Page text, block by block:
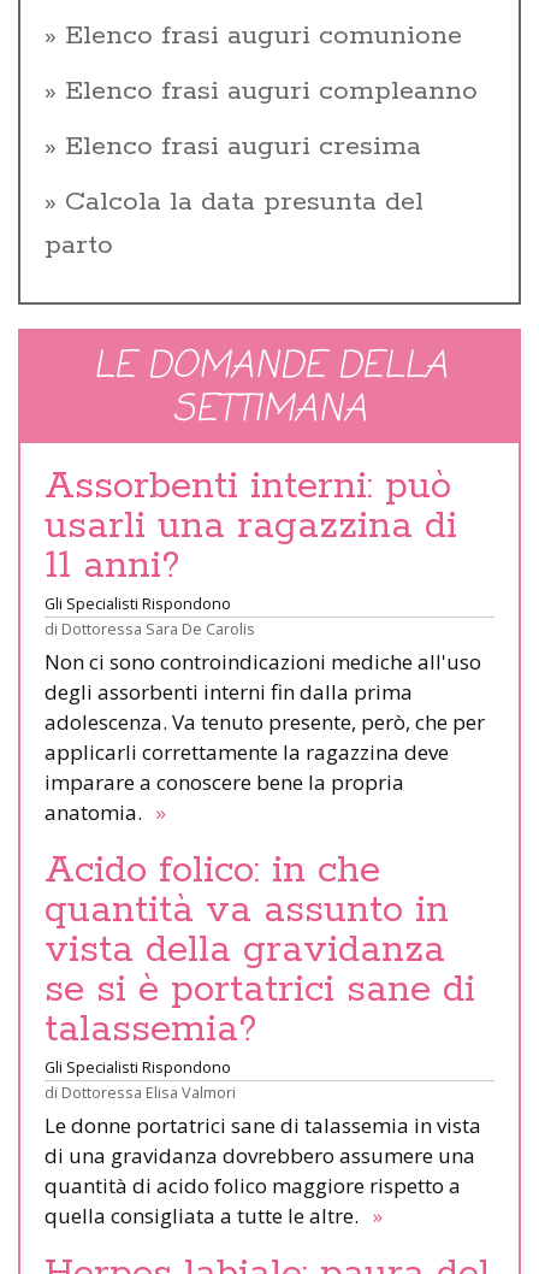
Elenco frasi auguri comunione
Elenco frasi auguri compleanno
Elenco frasi auguri cresima
Calcola la data presunta del
parto
LE DOMANDE DELLA
SETTIMANA
Assorbenti interni: può
usarli una ragazzina di
11 anni?
Gli Specialisti Rispondono
di Dottoressa Sara De Carolis
Non ci sono controindicazioni mediche all'uso
degli assorbenti interni fin dalla prima
adolescenza. Va tenuto presente, però, che per
applicarli correttamente la ragazzina deve
imparare a conoscere bene la propria
anatomia. »
Acido folico: in che
quantità va assunto in
vista della gravidanza
se si è portatrici sane di
talassemia?
Gli Specialisti Rispondono
di Dottoressa Elisa Valmori
Le donne portatrici sane di talassemia in vista
di una gravidanza dovrebbero assumere una
quantità di acido folico maggiore rispetto a
quella consigliata a tutte le altre. »